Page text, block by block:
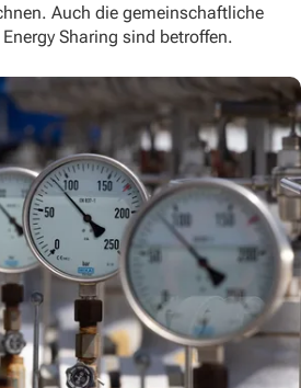
Auch die gemeinschaftliche
Sharing sind betroffen.